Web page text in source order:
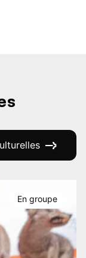
En groupe